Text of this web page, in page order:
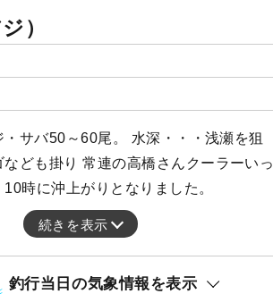
）
サバ50～60尾。 水深・・・浅瀬を狙
ども掛り 常連の高橋さんクーラーいっ
時に沖上がりとなりました。
続きを表示
釣行当日の気象情報を表示